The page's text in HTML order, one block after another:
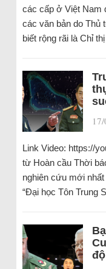
các cấp ở Việt Nam
các văn bản do Thủ
biết rộng rãi là Chỉ
Link Video: https://
từ Hoàn cầu Thời
nghiên cứu mới
“Đại học Tôn Trung